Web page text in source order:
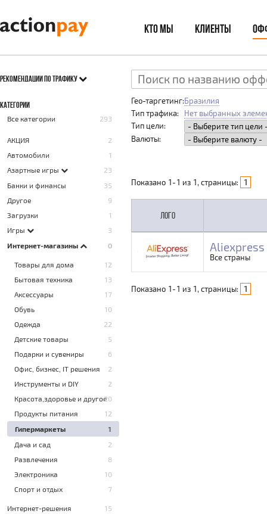
КТО МЫ КЛИЕНТЫ
РЕКОМЕНДАЦИИ ПО ТРАФИКУ
КАТЕГОРИИ
Все категории 293
AКЦИЯ
2
Автомобили
1
Азартные игры
23
Банки и финансы
35
Другое
9
Загрузки
1
Игры
3
Интернет-магазины
0
Товары для дома
12
Бытовая техника
13
Аксессуары
17
Обувь
10
Одежда
22
Детские товары
5
Подарки и сувениры
6
Офис, бизнес, IT решения
2
Инструменты и DIY
2
Красота,здоровье и другое20
Продукты питания
12
Гипермаркеты
1
Дача и сад
2
Развлечения
8
Электроника
10
Спорт и отдых
7
Интернет-решения
15
Гео-таргетинг:Бразилия
Тип трафика:
Нет выбранных
Тип цели:
Валюты:
Показано 1-1 из 1, страницы: 1
ЛОГО
Aliexpress
Все страны
Показано 1-1 из 1, страницы: 1